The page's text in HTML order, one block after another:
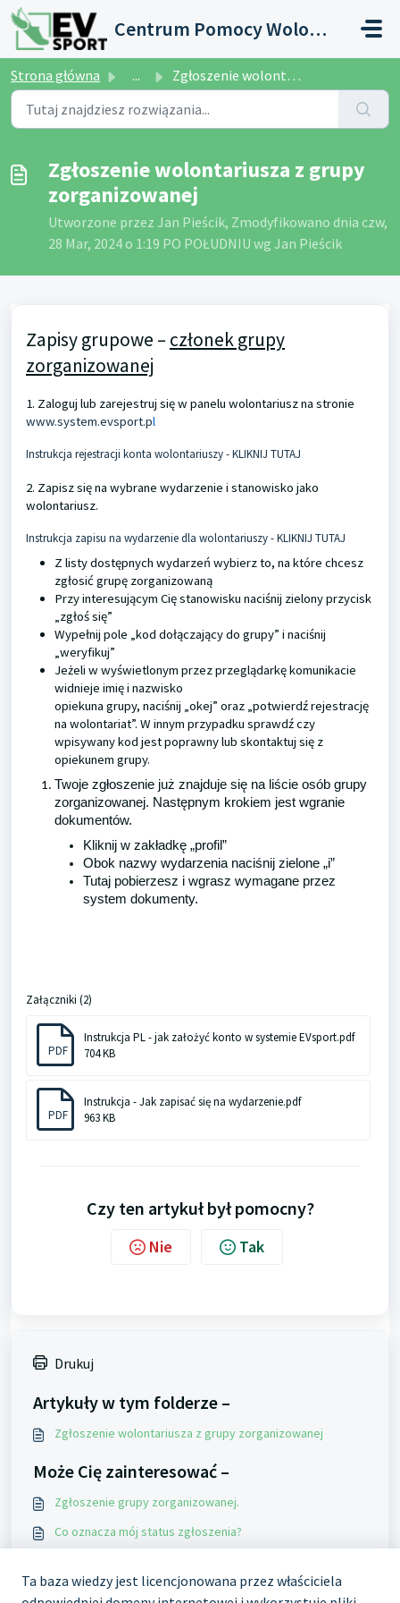
Przejdź do głównej treści
Centrum Pomocy Wolontariusza
Strona główna ... Zgłoszenie wolontariusza z grupy zorganizowanej
Zgłoszenie wolontariusza z grupy
zorganizowanej
Utworzone przez Jan Pieścik, Zmodyfikowano dnia czw,
28 Mar, 2024 o 1:19 PO POŁUDNIU wg Jan Pieścik
Zapisy grupowe – członek grupy
zorganizowanej
1. Zaloguj lub zarejestruj się w panelu wolontariusz na stronie
www.system.evsport.pl
Instrukcja rejestracji konta wolontariuszy - KLIKNIJ TUTAJ
2. Zapisz się na wybrane wydarzenie i stanowisko jako
wolontariusz.
Instrukcja zapisu na wydarzenie dla wolontariuszy - KLIKNIJ TUTAJ
Z listy dostępnych wydarzeń wybierz to, na które chcesz
zgłosić grupę zorganizowaną
Przy interesującym Cię stanowisku naciśnij zielony przycisk
„zgłoś się”
Wypełnij pole „kod dołączający do grupy” i naciśnij
„weryfikuj”
Jeżeli w wyświetlonym przez przeglądarkę komunikacie
widnieje imię i nazwisko
opiekuna grupy, naciśnij „okej” oraz „potwierdź rejestrację
na wolontariat”. W innym przypadku sprawdź czy
wpisywany kod jest poprawny lub skontaktuj się z
opiekunem grupy.
Twoje zgłoszenie już znajduje się na liście osób grupy
zorganizowanej. Następnym krokiem jest wgranie
dokumentów.
Kliknij w zakładkę „profil”
Obok nazwy wydarzenia naciśnij zielone „i”
Tutaj pobierzesz i wgrasz wymagane przez
system dokumenty.
Załączniki (2)
PDF
Instrukcja PL - jak założyć konto w systemie EVsport.pdf
704 KB
PDF
Instrukcja - Jak zapisać się na wydarzenie.pdf
963 KB
Czy ten artykuł był pomocny?
Nie Tak
Drukuj
Artykuły w tym folderze –
Zgłoszenie wolontariusza z grupy zorganizowanej
Może Cię zainteresować –
Zgłoszenie grupy zorganizowanej.
Co oznacza mój status zgłoszenia?
zgłoszenie?
Ta baza wiedzy jest licencjonowana przez właściciela